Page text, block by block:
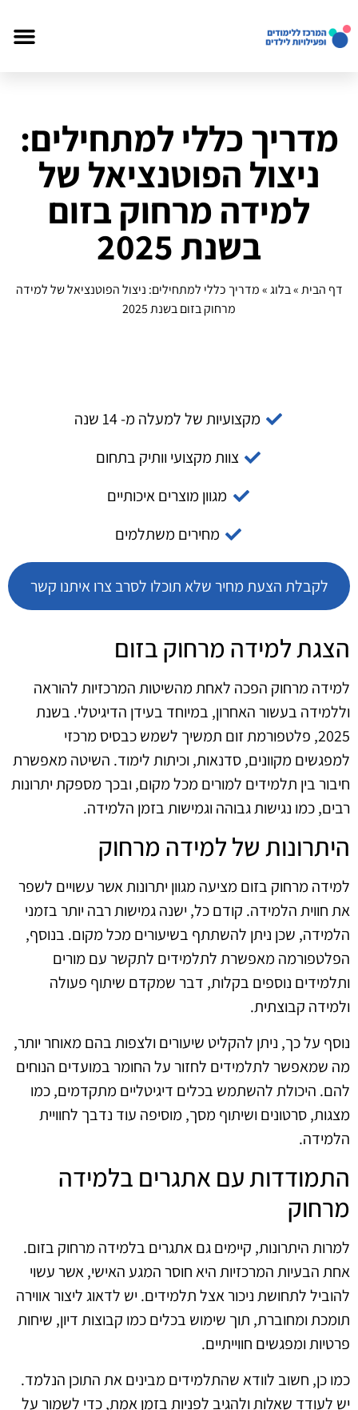
מדריך כללי למתחילים:
ניצול הפוטנציאל של
למידה מרחוק בזום
בשנת 2025
דף הבית»בלוג»מדריך כללי למתחילים: ניצול הפוטנציאל של למידה
מרחוק בזום בשנת 2025
מקצועיות של למעלה מ- 14 שנה
צוות מקצועי וותיק בתחום
מגוון מוצרים איכותיים
מחירים משתלמים
לקבלת הצעת מחיר שלא תוכלו לסרב צרו איתנו קשר
הצגת למידה מרחוק בזום
למידה מרחוק הפכה לאחת מהשיטות המרכזיות להוראה
וללמידה בעשור האחרון, במיוחד בעידן הדיגיטלי. בשנת
2025, פלטפורמת זום תמשיך לשמש כבסיס מרכזי
למפגשים מקוונים, סדנאות, וכיתות לימוד. השיטה מאפשרת
חיבור בין תלמידים למורים מכל מקום, ובכך מספקת יתרונות
רבים, כמו נגישות גבוהה וגמישות בזמן הלמידה.
היתרונות של למידה מרחוק
למידה מרחוק בזום מציעה מגוון יתרונות אשר עשויים לשפר
את חווית הלמידה. קודם כל, ישנה גמישות רבה יותר בזמני
הלמידה, שכן ניתן להשתתף בשיעורים מכל מקום. בנוסף,
הפלטפורמה מאפשרת לתלמידים לתקשר עם מורים
ותלמידים נוספים בקלות, דבר שמקדם שיתוף פעולה
ולמידה קבוצתית.
נוסף על כך, ניתן להקליט שיעורים ולצפות בהם מאוחר יותר,
מה שמאפשר לתלמידים לחזור על החומר במועדים הנוחים
להם. היכולת להשתמש בכלים דיגיטליים מתקדמים, כמו
מצגות, סרטונים ושיתוף מסך, מוסיפה עוד נדבך לחוויית
הלמידה.
התמודדות עם אתגרים בלמידה
מרחוק
למרות היתרונות, קיימים גם אתגרים בלמידה מרחוק בזום.
אחת הבעיות המרכזיות היא חוסר המגע האישי, אשר עשוי
להוביל לתחושת ניכור אצל תלמידים. יש לדאוג ליצור אווירה
תומכת ומחוברת, תוך שימוש בכלים כמו קבוצות דיון, שיחות
פרטיות ומפגשים חווייתיים.
כמו כן, חשוב לוודא שהתלמידים מבינים את התוכן הנלמד.
יש לעודד שאלות ולהגיב לפניות בזמן אמת, כדי לשמור על